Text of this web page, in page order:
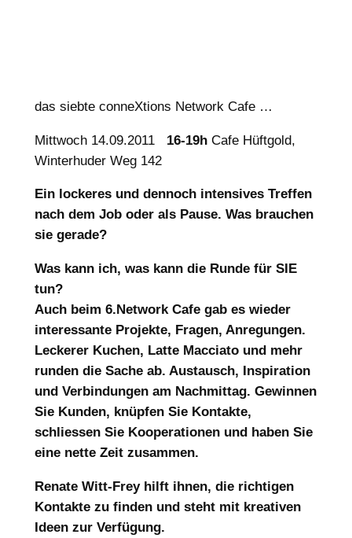
das siebte conneXtions Network Cafe …
Mittwoch 14.09.2011 16-19hCafe Hüftgold,
Winterhuder Weg 142
Ein lockeres und dennoch intensives Treffen
nach dem Job oder als Pause. Was brauchen
sie gerade?
Was kann ich, was kann die Runde für SIE
tun?
Auch beim 6.Network Cafe gab es wieder
interessante Projekte, Fragen, Anregungen.
Leckerer Kuchen, Latte Macciato und mehr
runden die Sache ab. Austausch, Inspiration
und Verbindungen am Nachmittag. Gewinnen
Sie Kunden, knüpfen Sie Kontakte,
schliessen Sie Kooperationen und haben Sie
eine nette Zeit zusammen.
Renate Witt-Frey hilft ihnen, die richtigen
Kontakte zu finden und steht mit kreativen
Ideen zur Verfügung.